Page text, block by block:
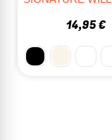
+3